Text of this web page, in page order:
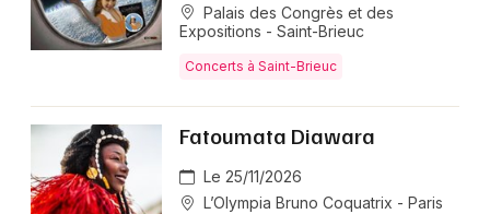
Palais des Congrès et des
Expositions - Saint-Brieuc
Concerts à Saint-Brieuc
Fatoumata Diawara
Le 25/11/2026
L’Olympia Bruno Coquatrix - Paris